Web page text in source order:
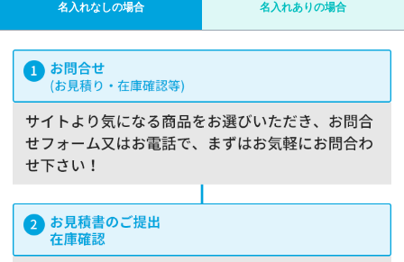
名入れなしの場合 名入れありの場合